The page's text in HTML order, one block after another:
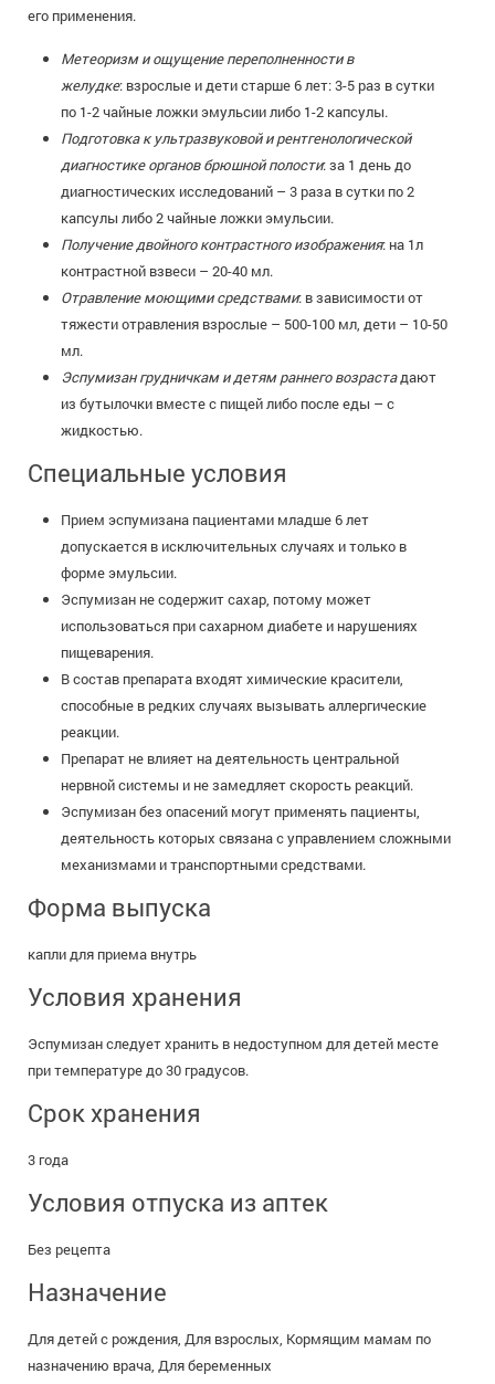
его применения.
Метеоризм и ощущение переполненности в
желудке: взрослые и дети старше 6 лет: 3-5 раз в сутки
по 1-2 чайные ложки эмульсии либо 1-2 капсулы.
Подготовка к ультразвуковой и рентгенологической
диагностике органов брюшной полости: за 1 день до
диагностических исследований – 3 раза в сутки по 2
капсулы либо 2 чайные ложки эмульсии.
Получение двойного контрастного изображения: на 1л
контрастной взвеси – 20-40 мл.
Отравление моющими средствами: в зависимости от
тяжести отравления взрослые – 500-100 мл, дети – 10-50
мл.
Эспумизан грудничкам и детям раннего возрастадают
из бутылочки вместе с пищей либо после еды – с
жидкостью.
Специальные условия
Прием эспумизана пациентами младше 6 лет
допускается в исключительных случаях и только в
форме эмульсии.
Эспумизан не содержит сахар, потому может
использоваться при сахарном диабете и нарушениях
пищеварения.
В состав препарата входят химические красители,
способные в редких случаях вызывать аллергические
реакции.
Препарат не влияет на деятельность центральной
нервной системы и не замедляет скорость реакций.
Эспумизан без опасений могут применять пациенты,
деятельность которых связана с управлением сложными
механизмами и транспортными средствами.
Форма выпуска
капли для приема внутрь
Условия хранения
Эспумизан следует хранить в недоступном для детей месте
при температуре до 30 градусов.
Срок хранения
3 года
Условия отпуска из аптек
Без рецепта
Назначение
Для детей с рождения, Для взрослых, Кормящим мамам по
назначению врача, Для беременных